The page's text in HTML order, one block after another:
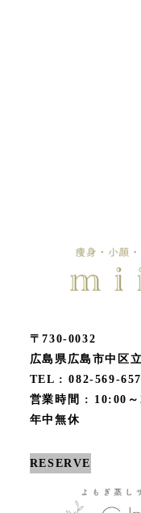
〒730-0032
広島県広島市中区
TEL : 082-569-
営業時間 : 10:00
年中無休
RESERVE